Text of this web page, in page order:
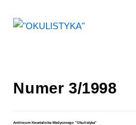
Numer 3/1998
Archiwum Kwartalnika Medycznego "Okulistyka"